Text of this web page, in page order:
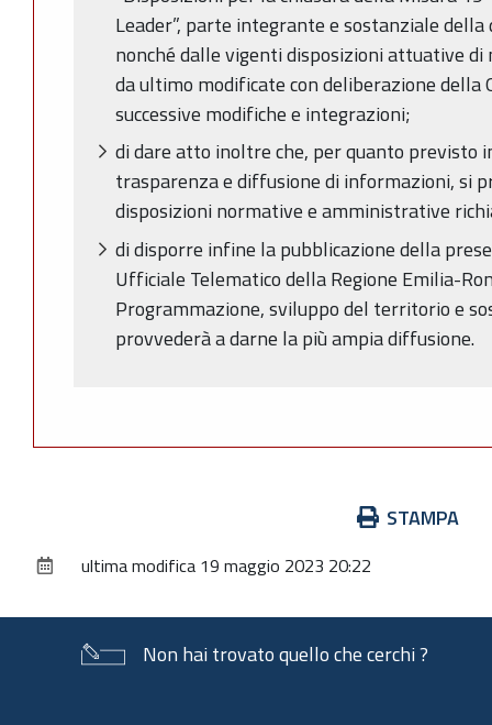
Leader”, parte integrante e sostanziale
nonché dalle vigenti disposizioni attuative
da ultimo modificate con deliberazione
successive modifiche e integrazioni;
di dare atto inoltre che, per quanto previsto
trasparenza e diffusione di informazioni, si
disposizioni normative e amministrative
di disporre infine la pubblicazione della
Ufficiale Telematico della Regione Emilia-
Programmazione, sviluppo del territorio e
provvederà a darne la più ampia diffusione.
documento
STAMPA
ultima modifica 19 maggio 2023 20:22
Non hai trovato quello che cerchi ?